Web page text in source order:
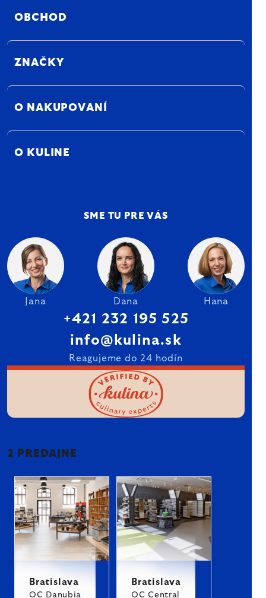
OBCHOD
ZNAČKY
O NAKUPOVANÍ
O KULINE
SME TU PRE VÁS
Jana Dana Hana
+421 232 195 525
info@kulina.sk
Reagujeme do 24 hodín
2 PREDAJNE
Bratislava
OC Danubia
Bratislava
OC Central